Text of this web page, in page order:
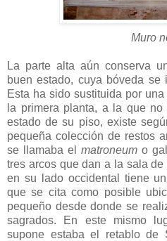
Muro
La parte alta aún conserva
buen estado, cuya bóveda se
Esta ha sido sustituida por
la primera planta, a la que
estado de su piso, existe
pequeña colección de restos
se llamaba el matroneum o
tres arcos que dan a la sala
en su lado occidental tiene
que se cita como posible
pequeño desde donde se
sagrados. En este mismo
supone estaba el retablo de